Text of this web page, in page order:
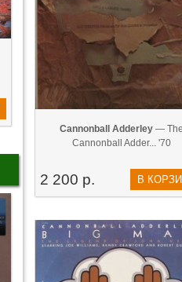
Cannonball Adderley—
Cannonball Adder... '70
2 200 р. В